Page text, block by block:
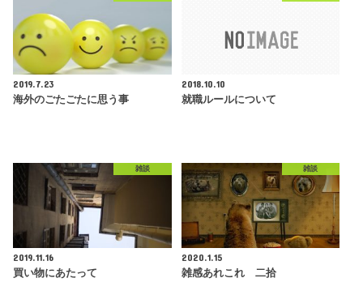
2019.7.23
海外のごたごたに思う事
2018.10.10
就職ルールについて
雑談
2019.11.16
買い物にあたって
雑談
2020.1.15
雑感あれこれ 二拾